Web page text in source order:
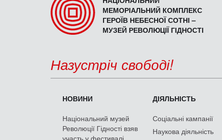
МЕМОРІАЛЬНИЙ КОМПЛЕКС
ГЕРОЇВ НЕБЕСНОЇ СОТНІ –
МУЗЕЙ РЕВОЛЮЦІЇ ГІДНОСТІ
Назустріч свободі!
НОВИНИ
Національний музей
Революції Гідності взяв
ДІЯЛЬНІСТЬ
Соціальні кампанії
Наукова діяльність